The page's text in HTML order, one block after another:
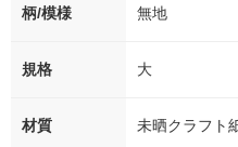
柄/模様 無地
規格 大
材質 未晒クラフト